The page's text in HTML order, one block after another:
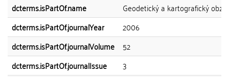
dcterms.isPartOf.name
Geodetický a kartografický obzor
dcterms.isPartOf.journalYear
2006
dcterms.isPartOf.journalVolume
52
dcterms.isPartOf.journalIssue
3